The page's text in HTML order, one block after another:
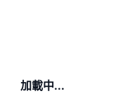
加載中...